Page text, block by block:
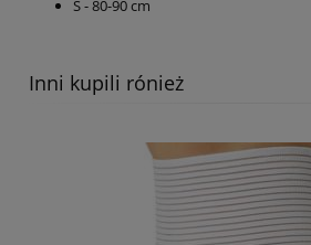
S - 80-90 cm
Inni kupili rónież